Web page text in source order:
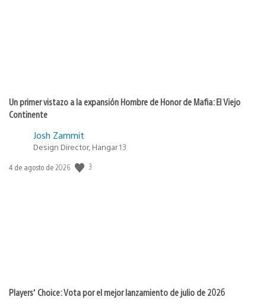
Un primer vistazo a la expansión Hombre de Honor de Mafia: El Viejo
Continente
Josh Zammit
Design Director, Hangar 13
Fecha
4 de agosto de 2026 3
Players’ Choice: Vota por el mejor lanzamiento de julio de 2026